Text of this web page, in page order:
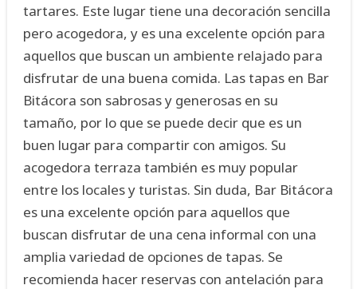
tartares. Este lugar tiene una decoración sencilla
pero acogedora, y es una excelente opción para
aquellos que buscan un ambiente relajado para
disfrutar de una buena comida. Las tapas en Bar
Bitácora son sabrosas y generosas en su
tamaño, por lo que se puede decir que es un
buen lugar para compartir con amigos. Su
acogedora terraza también es muy popular
entre los locales y turistas. Sin duda, Bar Bitácora
es una excelente opción para aquellos que
buscan disfrutar de una cena informal con una
amplia variedad de opciones de tapas. Se
recomienda hacer reservas con antelación para